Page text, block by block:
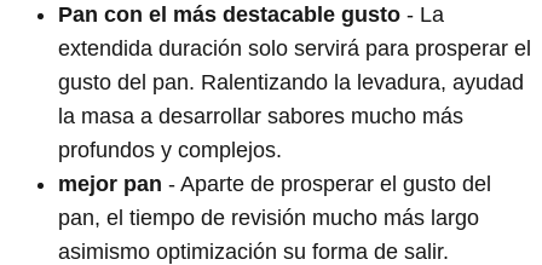
Pan con el más destacable gusto - La
extendida duración solo servirá para prosperar el
gusto del pan. Ralentizando la levadura, ayudad
la masa a desarrollar sabores mucho más
profundos y complejos.
mejor pan - Aparte de prosperar el gusto del
pan, el tiempo de revisión mucho más largo
asimismo optimización su forma de salir.